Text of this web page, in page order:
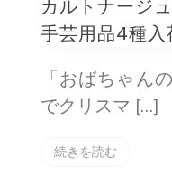
カルトナージ
手芸用品4種入
「おばちゃん
でクリスマ […]
続きを読む